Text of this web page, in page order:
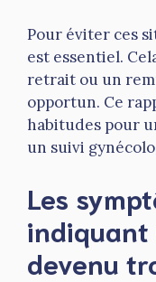
Pour éviter ces
est essentiel.
retrait ou un
opportun. Ce
habitudes pour
un suivi
Les
indiquant
devenu